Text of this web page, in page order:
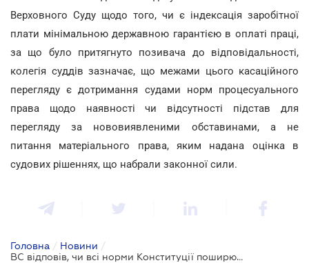
Верховного Суду щодо того, чи є індексація заробітної
плати мінімальною державною гарантією в оплаті праці,
за що було притягнуто позивача до відповідальності,
колегія суддів зазначає, що межами цього касаційного
перегляду є дотримання судами норм процесуального
права щодо наявності чи відсутності підстав для
перегляду за нововиявленими обставинами, а не
питання матеріального права, яким надана оцінка в
судових рішеннях, що набрали законної сили.
Головна / Новини /
ВС відповів, чи всі норми Конституції поширюються на ФОПів